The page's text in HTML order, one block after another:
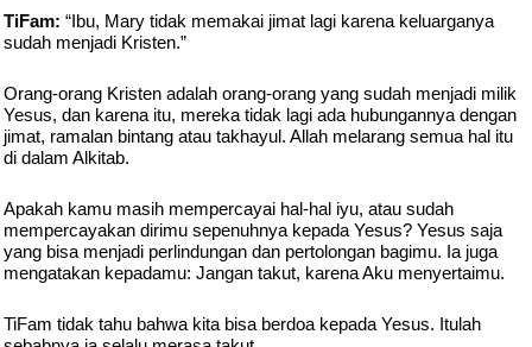
TiFam: “Ibu, Mary tidak memakai jimat lagi karena keluarganya
sudah menjadi Kristen.”
Orang-orang Kristen adalah orang-orang yang sudah menjadi milik
Yesus, dan karena itu, mereka tidak lagi ada hubungannya dengan
jimat, ramalan bintang atau takhayul. Allah melarang semua hal itu
di dalam Alkitab.
Apakah kamu masih mempercayai hal-hal iyu, atau sudah
mempercayakan dirimu sepenuhnya kepada Yesus? Yesus saja
yang bisa menjadi perlindungan dan pertolongan bagimu. Ia juga
mengatakan kepadamu: Jangan takut, karena Aku menyertaimu.
TiFam tidak tahu bahwa kita bisa berdoa kepada Yesus. Itulah